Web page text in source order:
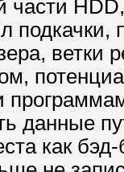
части
ветки
данные
как